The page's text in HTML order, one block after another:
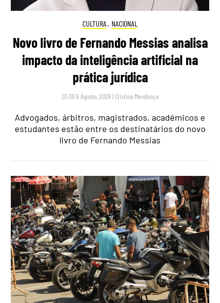
CULTURA , NACIONAL
Novo livro de Fernando Messias analisa
impacto da inteligência artificial na
prática jurídica
07:30 6 Agosto, 2026 | Cristina Mendonça
Advogados, árbitros, magistrados, académicos e
estudantes estão entre os destinatários do novo
livro de Fernando Messias